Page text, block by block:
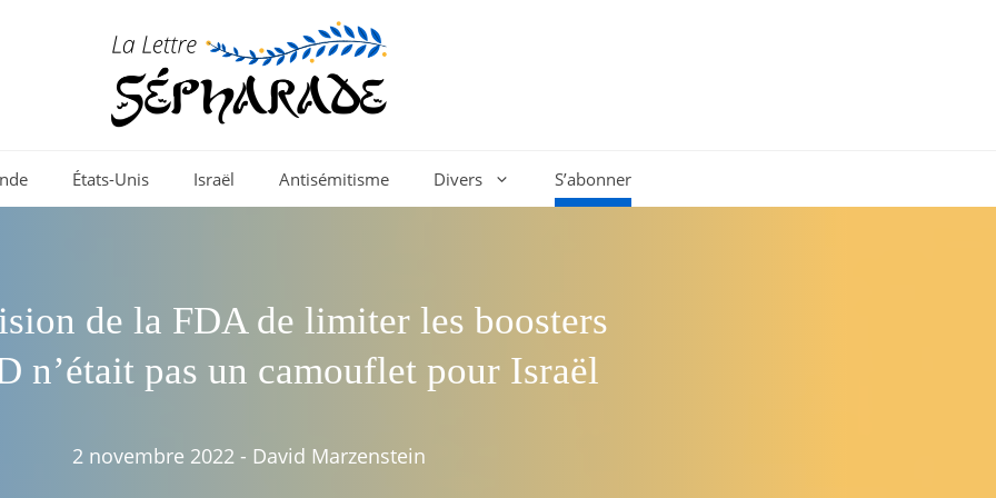
États-Unis Israël Antisémitisme Divers S’abonner
de la FDA de limiter les boosters
n’était pas un camouflet pour Israël
2 novembre 2022 - David Marzenstein